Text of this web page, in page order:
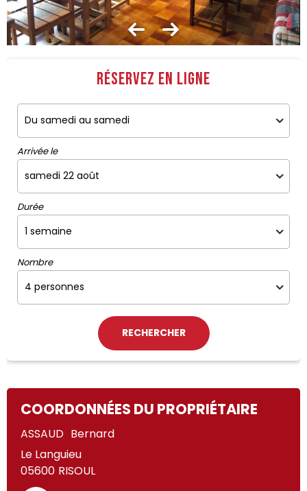
Réservez en ligne
Arrivée le
Durée
Nombre
COORDONNÉES DU PROPRIÉTAIRE
ASSAUD Bernard
Le Languieu
05600 RISOUL